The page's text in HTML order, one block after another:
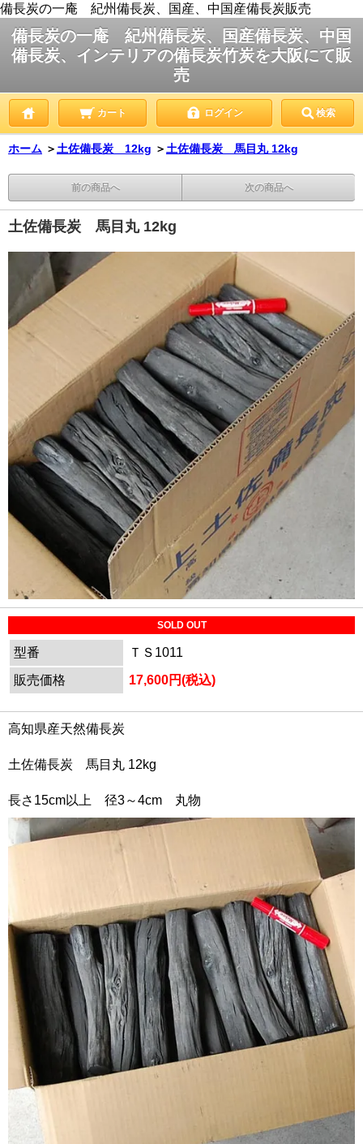
備長炭の一庵 紀州備長炭、国産、中国産備長炭販売
備長炭の一庵 紀州備長炭、国産備長炭、中国
備長炭、インテリアの備長炭竹炭を大阪にて販
売
カート ログイン 検索
ホーム ＞ 土佐備長炭 12kg ＞ 土佐備長炭 馬目丸 12kg
前の商品へ 次の商品へ
土佐備長炭 馬目丸 12kg
SOLD OUT
型番
ＴＳ1011
販売価格
17,600円(税込)
高知県産天然備長炭
土佐備長炭 馬目丸 12kg
長さ15cm以上 径3～4cm 丸物